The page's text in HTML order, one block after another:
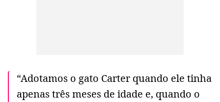
“Adotamos o gato Carter quando ele tinha
apenas três meses de idade e, quando o